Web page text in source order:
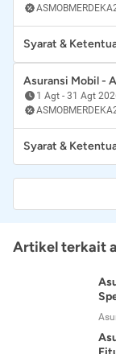
Syarat &
Asuransi Mobil -
1 Agt - 31 Agt
Syarat &
Artikel terkait